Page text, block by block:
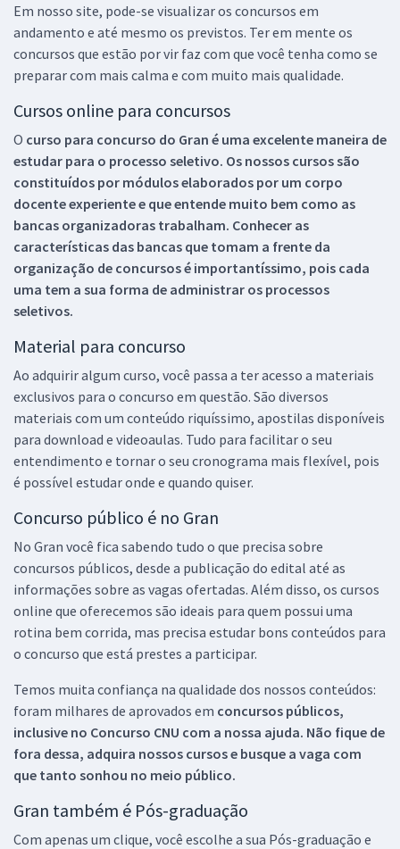
Em nosso site, pode-se visualizar os concursos em
andamento e até mesmo os previstos. Ter em mente os
concursos que estão por vir faz com que você tenha como se
preparar com mais calma e com muito mais qualidade.
Cursos online para concursos
O curso para concurso do Gran é uma excelente maneira de
estudar para o processo seletivo. Os nossos cursos são
constituídos por módulos elaborados por um corpo
docente experiente e que entende muito bem como as
bancas organizadoras trabalham. Conhecer as
características das bancas que tomam a frente da
organização de concursos é importantíssimo, pois cada
uma tem a sua forma de administrar os processos
seletivos.
Material para concurso
Ao adquirir algum curso, você passa a ter acesso a materiais
exclusivos para o concurso em questão. São diversos
materiais com um conteúdo riquíssimo, apostilas disponíveis
para download e videoaulas. Tudo para facilitar o seu
entendimento e tornar o seu cronograma mais flexível, pois
é possível estudar onde e quando quiser.
Concurso público é no Gran
No Gran você fica sabendo tudo o que precisa sobre
concursos públicos, desde a publicação do edital até as
informações sobre as vagas ofertadas. Além disso, os cursos
online que oferecemos são ideais para quem possui uma
rotina bem corrida, mas precisa estudar bons conteúdos para
o concurso que está prestes a participar.
Temos muita confiança na qualidade dos nossos conteúdos:
foram milhares de aprovados em concursos públicos,
inclusive no Concurso CNU com a nossa ajuda. Não fique de
fora dessa, adquira nossos cursos e busque a vaga com
que tanto sonhou no meio público.
Gran também é Pós-graduação
Com apenas um clique, você escolhe a sua Pós-graduação e